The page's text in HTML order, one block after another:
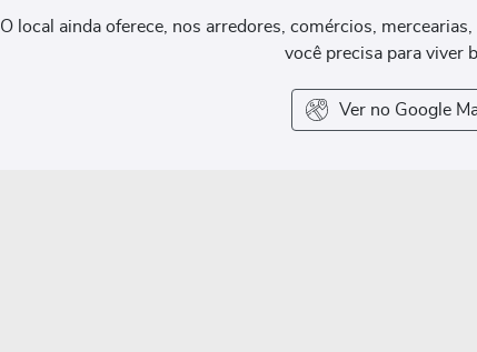
O local ainda oferece, nos arredores, comércios,
você precisa para viver
Ver no Google